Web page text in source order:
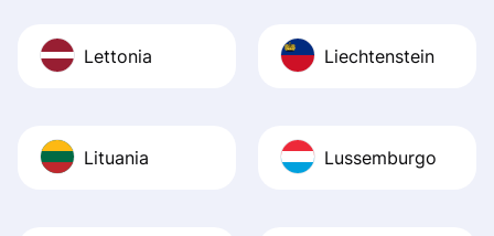
Lettonia Liechtenstein
Lituania Lussemburgo